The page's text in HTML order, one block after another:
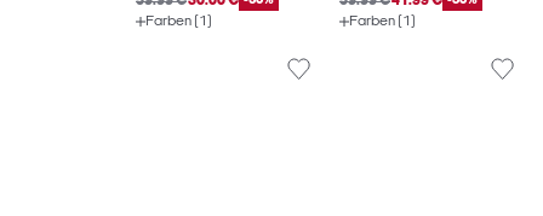
Farben (1) Farben (1)